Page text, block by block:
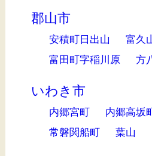
郡山市
安積町日出山
富久
富田町字稲川原
方
いわき市
内郷宮町 内郷高坂
常磐関船町
葉山